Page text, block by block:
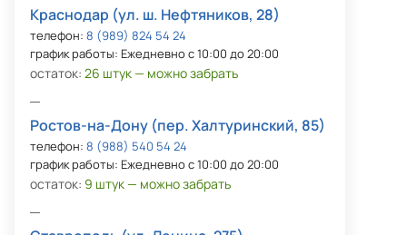
Краснодар (ул. ш. Нефтяников, 28)
телефон: 8 (989) 824 54 24
график работы: Ежедневно с 10:00 до 20:00
остаток: 26 штук — можно забрать
Ростов-на-Дону (пер. Халтуринский, 85)
телефон: 8 (988) 540 54 24
график работы: Ежедневно с 10:00 до 20:00
остаток: 9 штук — можно забрать